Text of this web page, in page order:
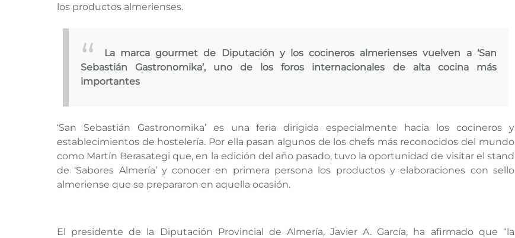
los productos almerienses.
La marca gourmet de Diputación y los cocineros almerienses vuelven a ‘San
Sebastián Gastronomika’, uno de los foros internacionales de alta cocina más
importantes
‘San Sebastián Gastronomika’ es una feria dirigida especialmente hacia los cocineros y
establecimientos de hostelería. Por ella pasan algunos de los chefs más reconocidos del mundo
como Martín Berasategi que, en la edición del año pasado, tuvo la oportunidad de visitar el stand
de ‘Sabores Almería’ y conocer en primera persona los productos y elaboraciones con sello
almeriense que se prepararon en aquella ocasión.
El presidente de la Diputación Provincial de Almería, Javier A. García, ha afirmado que “la